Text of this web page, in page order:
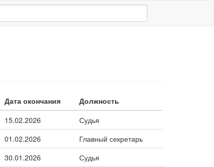
Дата окончания
Должность
15.02.2026
Судья
01.02.2026
Главный секретарь
30.01.2026
Судья